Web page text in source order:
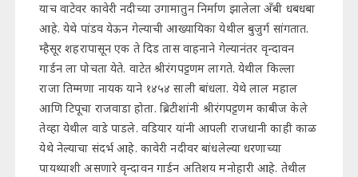
याच वाटेवर कावेरी नदीच्या उगामातुन निर्माण झालेला अँबी धबधबा
आहे. येथे पांडव येऊन गेल्याची आख्यायिका येथील बुजुर्ग सांगतात.
म्हैसूर शहरापासून एक ते दिड तास वाहनाने गेल्यानंतर वृन्दावन
गार्डन ला पोचता येते. वाटेत श्रीरंगपट्टणम लागते. येथील किल्ला
राजा तिम्मणा नायक याने १४५४ साली बांधला. येथे लाल महाल
आणि टिपूचा राजवाडा होता. ब्रिटीशांनी श्रीरंगपट्टणम काबीज केले
तेव्हा येथील वाडे पाडले. वडियार यांनी आपली राजधानी काही काळ
येथे नेल्याचा संदर्भ आहे. कावेरी नदीवर बांधलेल्या धरणाच्या
पायथ्याशी असणारे वृन्दावन गार्डन अतिशय मनोहारी आहे. तेथील